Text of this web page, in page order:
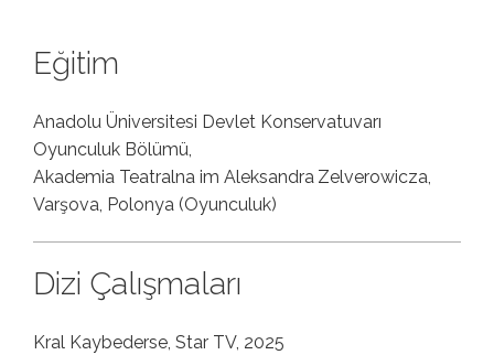
Eğitim
Anadolu Üniversitesi Devlet Konservatuvarı
Oyunculuk Bölümü,
Akademia Teatralna im Aleksandra Zelverowicza,
Varşova, Polonya (Oyunculuk)
Dizi Çalışmaları
Kral Kaybederse, Star TV, 2025